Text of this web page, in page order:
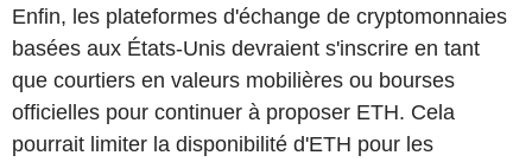
Enfin, les plateformes d'échange de cryptomonnaies
basées aux États-Unis devraient s'inscrire en tant
que courtiers en valeurs mobilières ou bourses
officielles pour continuer à proposer ETH. Cela
pourrait limiter la disponibilité d'ETH pour les